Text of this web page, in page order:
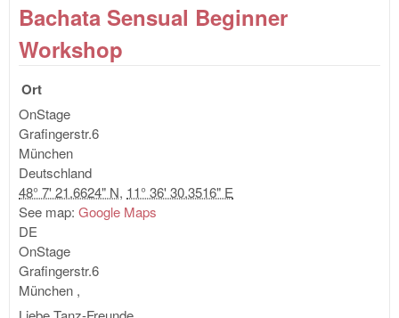
Bachata Sensual Beginner
Workshop
Ort
OnStage
Grafingerstr.6
München
Deutschland
48° 7' 21.6624" N, 11° 36' 30.3516" E
See map: Google Maps
DE
OnStage
Grafingerstr.6
München ,